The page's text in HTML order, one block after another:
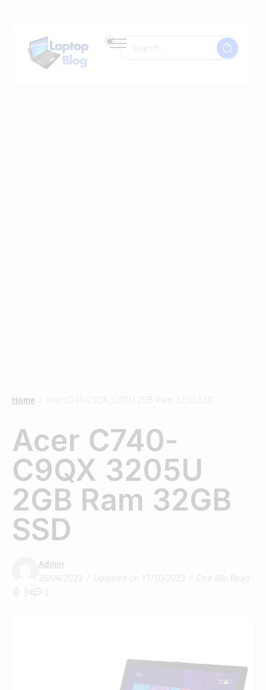
Home Acer C740-C9QX 3205U 2GB Ram 32GB SSD
Acer C740-
C9QX 3205U
2GB Ram 32GB
SSD
Admin
26/04/2023
Updated on 11/10/2023
One Min Read
34
0